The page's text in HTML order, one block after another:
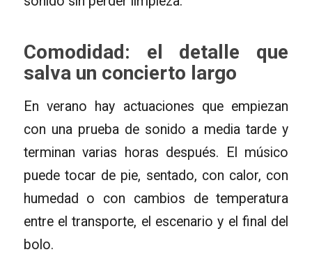
Comodidad: el detalle que
salva un concierto largo
En verano hay actuaciones que empiezan
con una prueba de sonido a media tarde y
terminan varias horas después. El músico
puede tocar de pie, sentado, con calor, con
humedad o con cambios de temperatura
entre el transporte, el escenario y el final del
bolo.